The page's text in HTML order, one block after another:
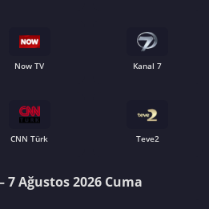
Now TV Kanal 7
CNN Türk Teve2
7 Ağustos 2026 Cuma